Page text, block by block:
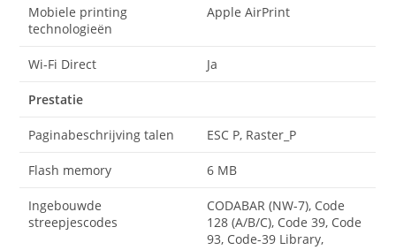
Mobiele printing
technologieën
Apple AirPrint
Wi-Fi Direct Ja
Prestatie
Paginabeschrijving talen ESC P, Raster_P
Flash memory 6 MB
Ingebouwde
streepjescodes
CODABAR (NW-7), Code
128 (A/B/C), Code 39, Code
93, Code-39 Library,